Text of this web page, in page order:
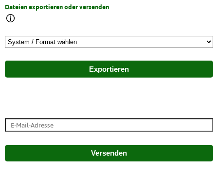
Dateien exportieren oder versenden
Exportieren
Versenden